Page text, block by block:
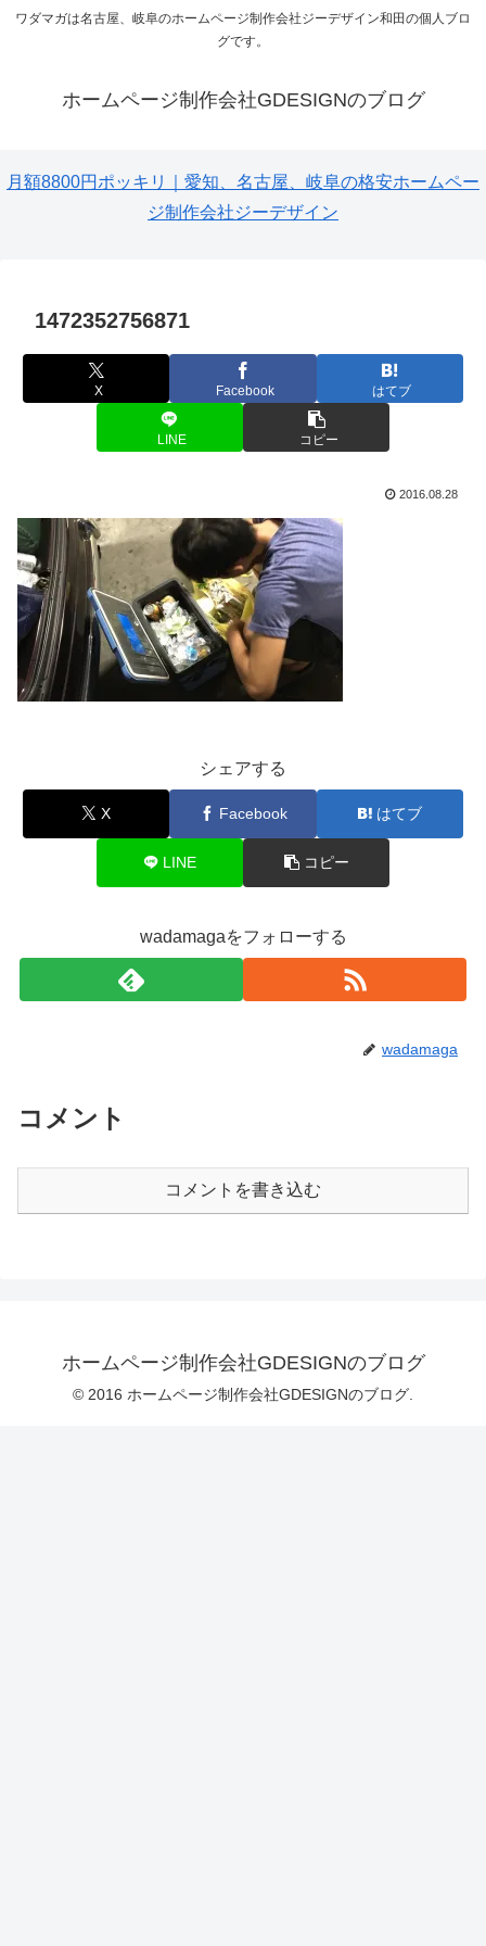
ワダマガは名古屋、岐阜のホームページ制作会社ジーデザイン和田の個人ブロ
グです。
ホームページ制作会社GDESIGNのブログ
月額8800円ポッキリ｜愛知、名古屋、岐阜の格安ホームペー
ジ制作会社ジーデザイン
1472352756871
X Facebook はてブ
LINE コピー
2016.08.28
シェアする
X Facebook はてブ
LINE コピー
wadamagaをフォローする
wadamaga
コメント
コメントを書き込む
ホームページ制作会社GDESIGNのブログ
© 2016 ホームページ制作会社GDESIGNのブログ.